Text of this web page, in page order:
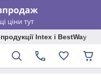
Intex і BestWay